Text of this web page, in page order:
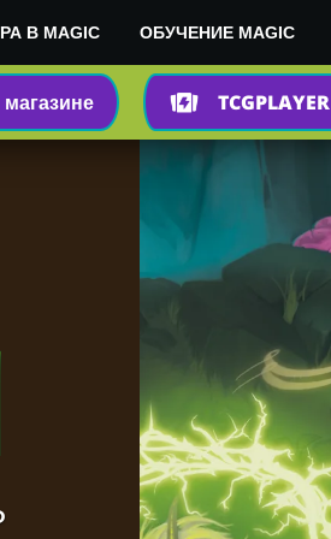
В MAGIC ОБУЧЕНИЕ MAGIC
TCGPLAYER